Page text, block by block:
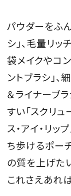
SPUR 2026
2026年9月
2026-07-23発売
最新号を
パウダーをふ
シ」、毛量リッ
袋メイクやコ
ントブラシ」
＆ライナーブ
すい「スクリュ
ス・アイ・リ
ち歩けるポー
の質を上げた
これさえあれ